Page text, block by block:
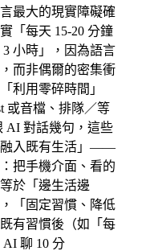
最大的現實障礙確
「每天 15-20 分鐘
小時」，因為語言
而非偶爾的密集衝
利用零碎時間」
或音檔、排隊／等
AI 對話幾句，這些
融入既有生活」——
把手機介面、看的
於「邊生活邊
「固定習慣、降低
有習慣後（如「每
聊 10 分